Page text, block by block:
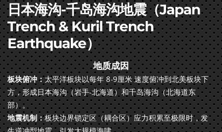
日本海沟-千岛海沟地震（Japan
Trench & Kuril Trench
Earthquake）
地质成因
板块俯冲：太平洋板块以每年 8-9厘米 速度俯冲到北美板块下
方，形成日本海沟（岩手-北海道）和千岛海沟（北海道东
部）。
地震机制：板块边界锁定区（耦合区）应力积累至极限时，发